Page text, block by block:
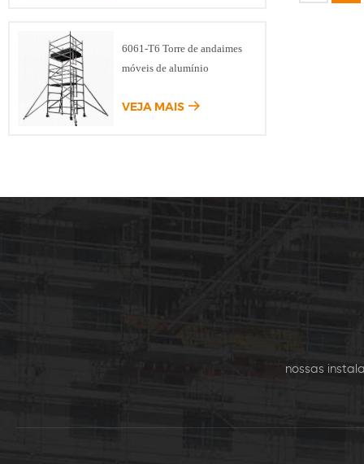
6061-T6 Torre de andaimes
móveis de alumínio
VEJA MAIS
nossas